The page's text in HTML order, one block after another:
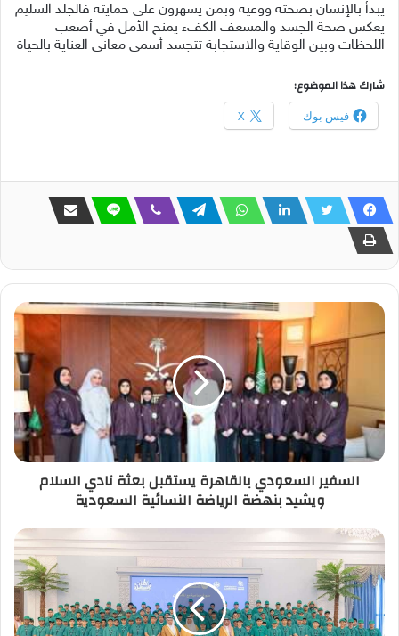
يبدأ بالإنسان بصحته ووعيه وبمن يسهرون على حمايته فالجلد السليم
يعكس صحة الجسد والمسعف الكفء يمنح الأمل في أصعب
اللحظات وبين الوقاية والاستجابة تتجسد أسمى معاني العناية بالحياة
شارك هذا الموضوع:
فيس بوك X
السفير السعودي بالقاهرة يستقبل بعثة نادي السلام
ويشيد بنهضة الرياضة النسائية السعودية